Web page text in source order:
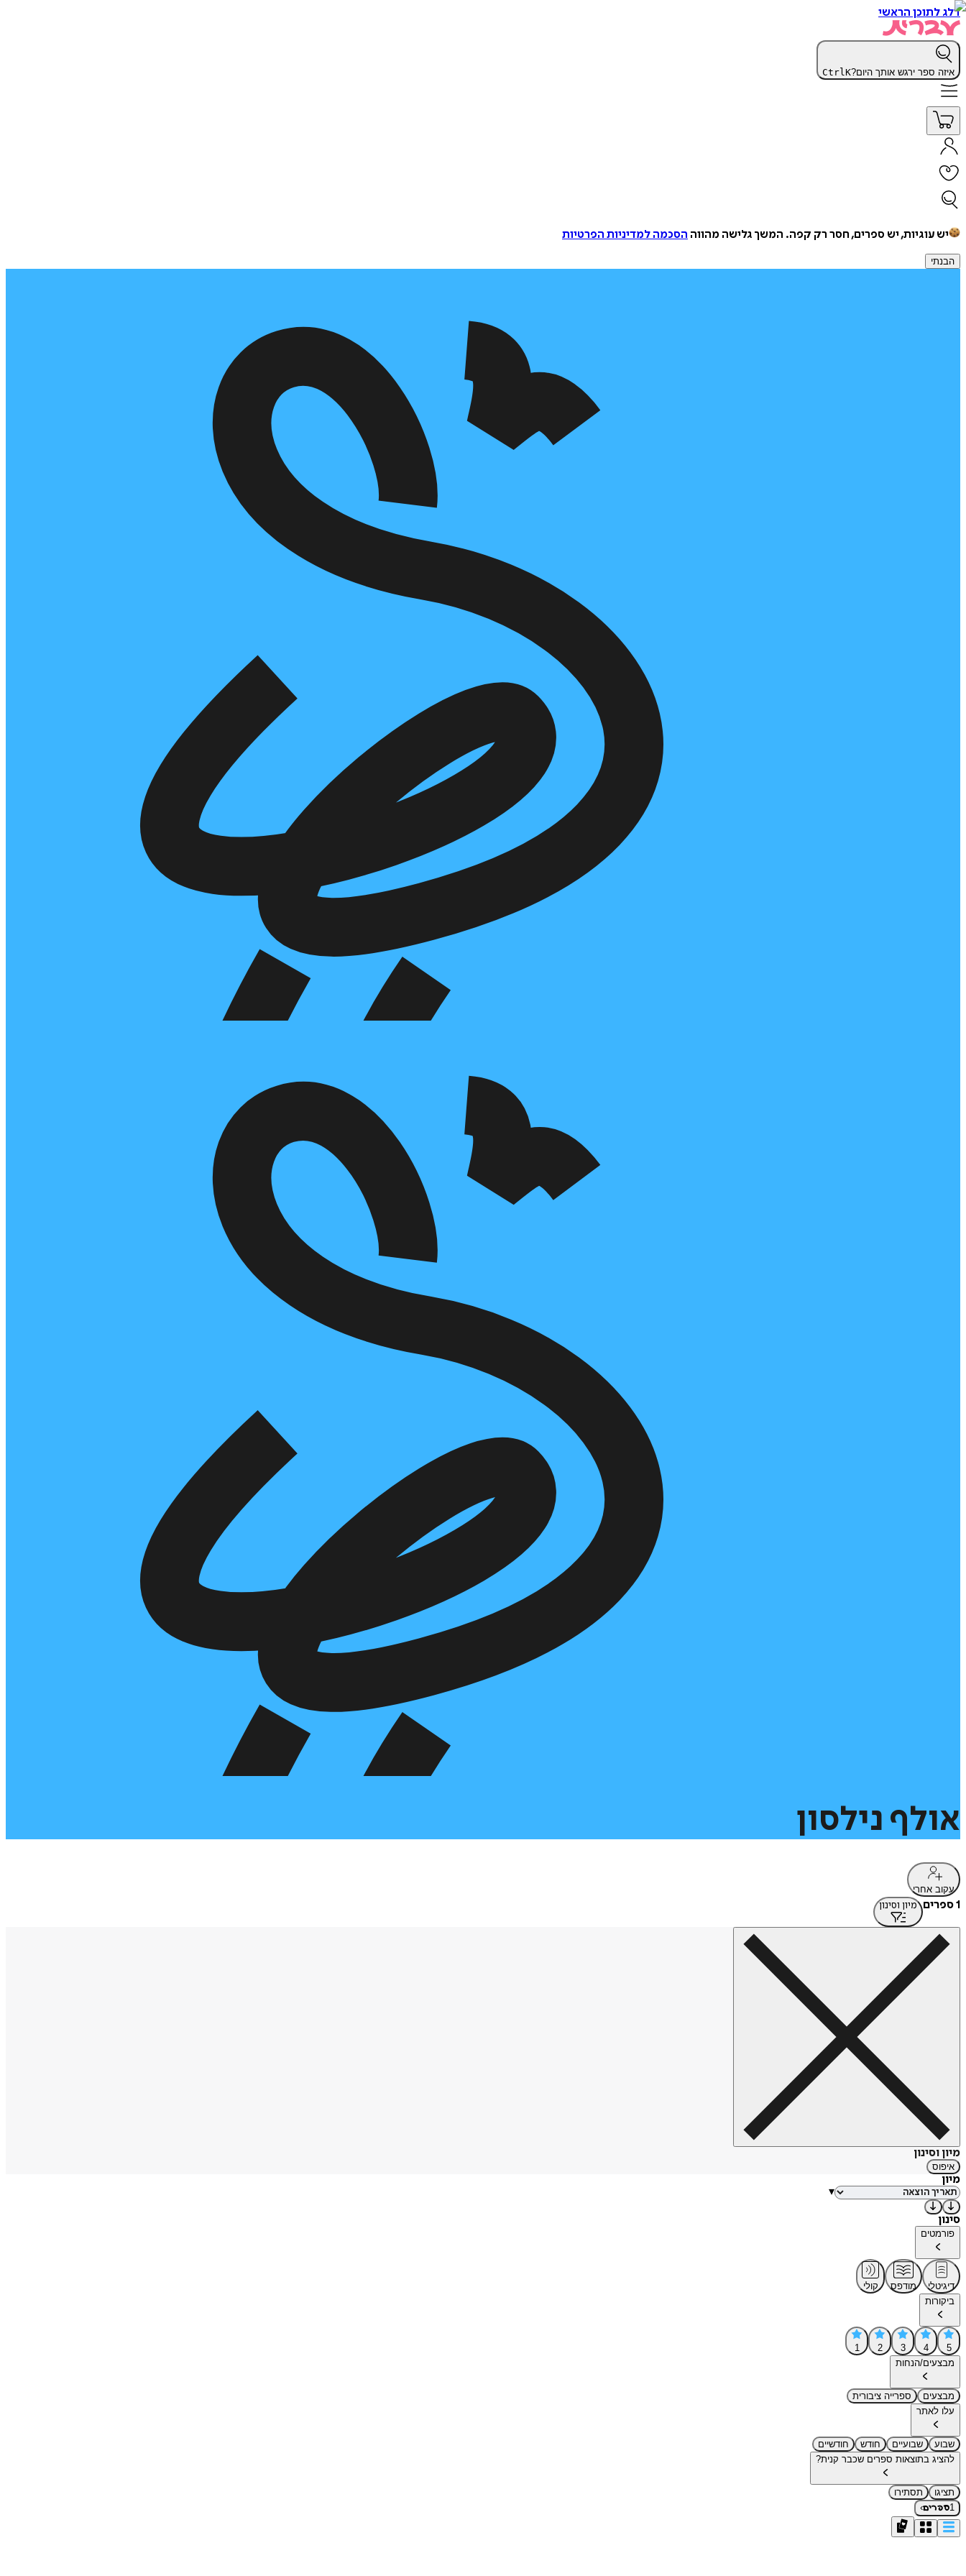
דלג לתוכן הראשי
איזה ספר ירגש אותך היום? CtrlK
יש עוגיות, יש ספרים, חסר רק קפה. המשך גלישה מהווה הסכמה למדיניות הפרטיות
הבנתי
אולף נילסון
עקוב אחרי
1 ספרים מיון וסינון
מיון וסינון
איפוס
מיון
▾
סינון
פורמטים
דיגיטלי מודפס
קולי
ביקורות
5
4
3
2
1
מבצעים/הנחות
מבצעים
ספרייה ציבורית
עלו לאתר
שבוע שבועיים חודש
חודשיים
להציג בתוצאות ספרים שכבר קנית?
תציגו
תסתירו
1ספרים›